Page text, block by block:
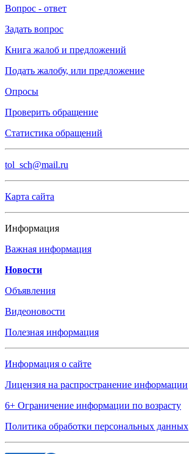
Вопрос - ответ
Задать вопрос
Книга жалоб и предложений
Подать жалобу, или предложение
Опросы
Проверить обращение
Статистика обращений
tol_sch@mail.ru
Карта сайта
Информация
Важная информация
Новости
Объявления
Видеоновости
Полезная информация
Информация о сайте
Лицензия на распространение информации
6+ Ограничение информации по возрасту
Политика обработки персональных данных